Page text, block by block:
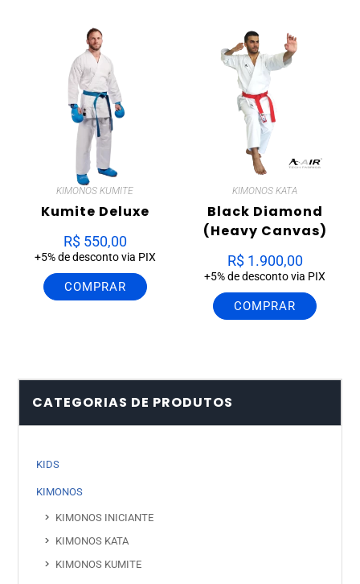
KIMONOS KUMITE
Kumite Deluxe
R$550,00
+5% de desconto via PIX
COMPRAR
KIMONOS KATA
Black Diamond
(Heavy Canvas)
R$1.900,00
+5% de desconto via PIX
COMPRAR
CATEGORIAS DE PRODUTOS
KIDS
KIMONOS
KIMONOS INICIANTE
KIMONOS KATA
KIMONOS KUMITE